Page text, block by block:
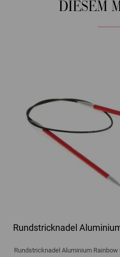
DIESEM
Rundstricknadel
Rundstricknadel Aluminium Rainbow